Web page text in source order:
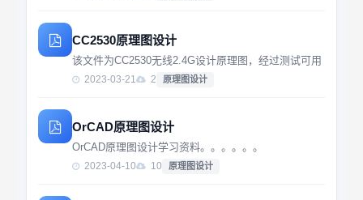
CC2530原理图设计
该文件为CC2530无线2.4G设计原理图，经过测试可用
2023-03-21 2 原理图设计
OrCAD原理图设计
OrCAD原理图设计学习资料。。。。。。
2023-04-10 10 原理图设计